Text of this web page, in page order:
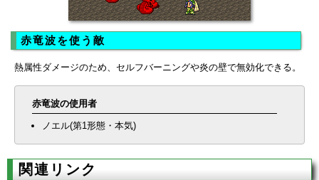
赤竜波を使う敵
熱属性ダメージのため、セルフバーニングや炎の壁で無効化できる。
赤竜波の使用者
ノエル(第1形態・本気)
関連リンク